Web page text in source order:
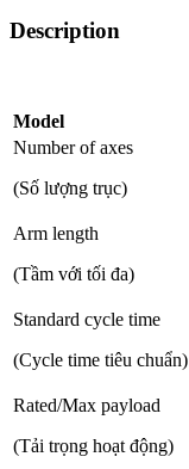
Description
Model
Number of axes
(Số lượng trục)
Arm length
(Tầm với tối đa)
Standard cycle time
(Cycle time tiêu chuẩn)
Rated/Max payload
(Tải trọng hoạt động)